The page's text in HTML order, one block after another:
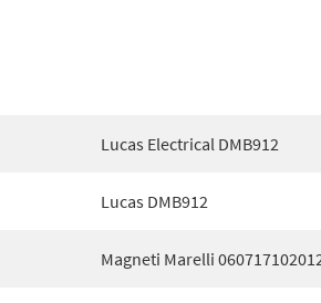
Lucas Electrical DMB912
Lucas DMB912
Magneti Marelli